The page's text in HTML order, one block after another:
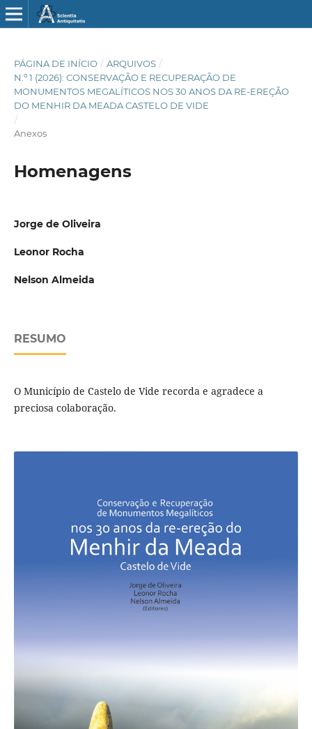
PÁGINA DE INÍCIO / ARQUIVOS /
N.º 1 (2026): CONSERVAÇÃO E RECUPERAÇÃO DE
MONUMENTOS MEGALÍTICOS NOS 30 ANOS DA RE-EREÇÃO
DO MENHIR DA MEADA CASTELO DE VIDE
/
Anexos
Homenagens
Jorge de Oliveira
Leonor Rocha
Nelson Almeida
RESUMO
O Município de Castelo de Vide recorda e agradece a
preciosa colaboração.